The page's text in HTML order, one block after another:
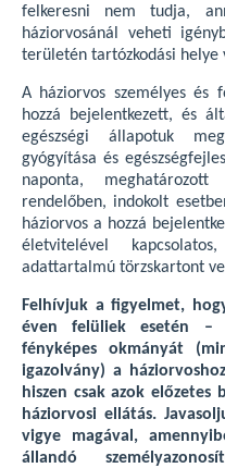
felkeresni nem tudja,
háziorvosánál veheti
területén tartózkodási helye
A háziorvos személyes és
hozzá bejelentkezett, és
egészségi állapotuk
gyógyítása és
naponta,
rendelőben, indokolt
háziorvos a hozzá
életvitelével
adattartalmú törzskartont
Felhívjuk a figyelmet,
éven felüliek esetén –
fényképes okmányát
igazolvány) a
hiszen csak azok
háziorvosi ellátás.
vigye magával,
állandó